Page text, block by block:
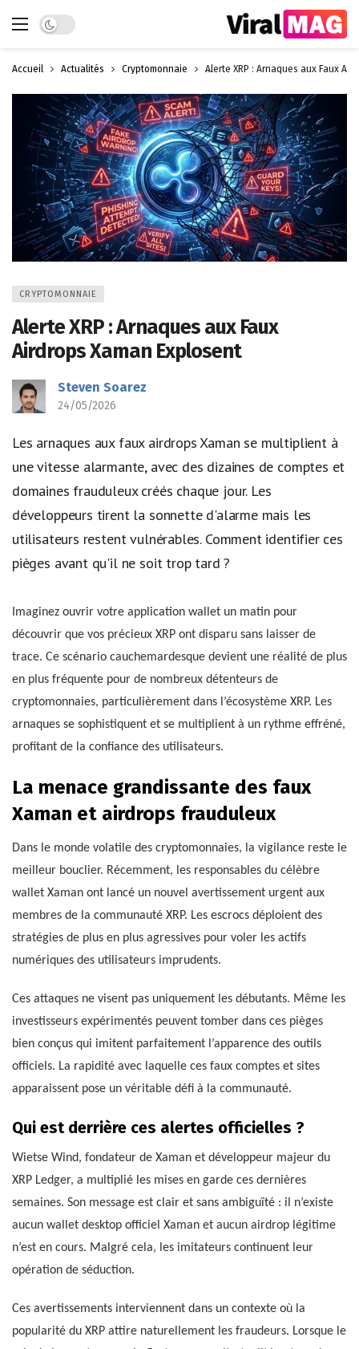
Dark mode
Accueil Actualités Cryptomonnaie Alerte XRP : Arnaques aux Faux
CRYPTOMONNAIE
Alerte XRP : Arnaques aux Faux
Airdrops Xaman Explosent
Steven Soarez
24/05/2026
Les arnaques aux faux airdrops Xaman se multiplient à
une vitesse alarmante, avec des dizaines de comptes et
domaines frauduleux créés chaque jour. Les
développeurs tirent la sonnette d'alarme mais les
utilisateurs restent vulnérables. Comment identifier ces
pièges avant qu'il ne soit trop tard ?
Imaginez ouvrir votre application wallet un matin pour
découvrir que vos précieux XRP ont disparu sans laisser de
trace. Ce scénario cauchemardesque devient une réalité de plus
en plus fréquente pour de nombreux détenteurs de
cryptomonnaies, particulièrement dans l’écosystème XRP. Les
arnaques se sophistiquent et se multiplient à un rythme effréné,
profitant de la confiance des utilisateurs.
La menace grandissante des faux
Xaman et airdrops frauduleux
Dans le monde volatile des cryptomonnaies, la vigilance reste le
meilleur bouclier. Récemment, les responsables du célèbre
wallet Xaman ont lancé un nouvel avertissement urgent aux
membres de la communauté XRP. Les escrocs déploient des
stratégies de plus en plus agressives pour voler les actifs
numériques des utilisateurs imprudents.
Ces attaques ne visent pas uniquement les débutants. Même les
investisseurs expérimentés peuvent tomber dans ces pièges
bien conçus qui imitent parfaitement l’apparence des outils
officiels. La rapidité avec laquelle ces faux comptes et sites
apparaissent pose un véritable défi à la communauté.
Qui est derrière ces alertes officielles ?
Wietse Wind, fondateur de Xaman et développeur majeur du
XRP Ledger, a multiplié les mises en garde ces dernières
semaines. Son message est clair et sans ambiguïté : il n’existe
aucun wallet desktop officiel Xaman et aucun airdrop légitime
n’est en cours. Malgré cela, les imitateurs continuent leur
opération de séduction.
Ces avertissements interviennent dans un contexte où la
popularité du XRP attire naturellement les fraudeurs. Lorsque le